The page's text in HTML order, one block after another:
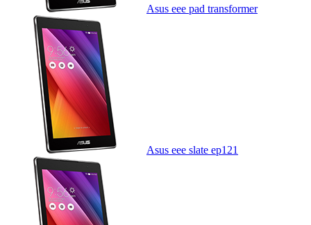
Asus eee pad transformer
Asus eee slate ep121